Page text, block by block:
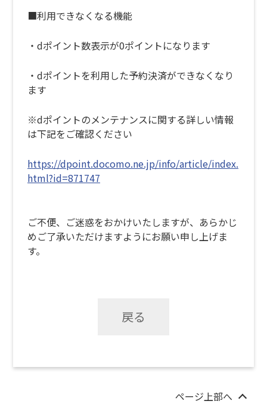
■利用できなくなる機能
・dポイント数表示が0ポイントになります
・dポイントを利用した予約決済ができなくなり
ます
※dポイントのメンテナンスに関する詳しい情報
は下記をご確認ください
https://dpoint.docomo.ne.jp/info/article/index.
html?id=871747
ご不便、ご迷惑をおかけいたしますが、あらかじ
めご了承いただけますようにお願い申し上げま
す。
戻る
ページ上部へ